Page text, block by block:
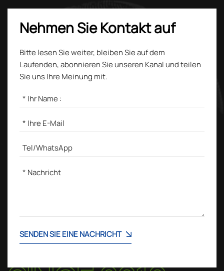
Nehmen Sie Kontakt auf
Bitte lesen Sie weiter, bleiben Sie auf dem
Laufenden, abonnieren Sie unseren Kanal und teilen
Sie uns Ihre Meinung mit.
SENDEN SIE EINE NACHRICHT